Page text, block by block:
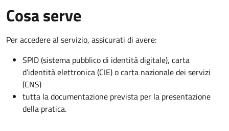
Cosa serve
Per accedere al servizio, assicurati di avere:
SPID (sistema pubblico di identità digitale), carta
d’identità elettronica (CIE) o carta nazionale dei servizi
(CNS)
tutta la documentazione prevista per la presentazione
della pratica.